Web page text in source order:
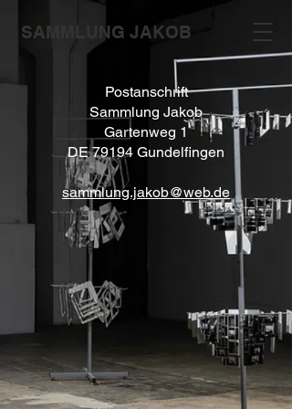
SAMMLUNG JAKOB
Postanschrift
Sammlung Jakob
Gartenweg 1
DE 79194 Gundelfingen
sammlung.jakob@web.de